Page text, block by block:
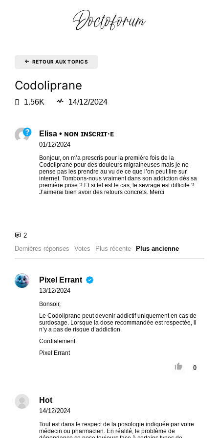
RETOUR AUX TOPICS
Codoliprane
1.56K 14/12/2024
Elisa • ɴᴏɴ ɪɴꜱᴄʀɪᴛ·ᴇ
01/12/2024
Bonjour, on m’a prescris pour la première fois de la
Codoliprane pour des douleurs migraineuses mais je ne
pense pas les prendre au vu de ce que l’on peut lire sur
internet. Tombons-nous vraiment dans son addiction dès sa
première prise ? Et si tel est le cas, le sevrage est difficile ?
J’aimerai bien avoir des retours concrets. Merci
Dernières réponses Votes Plus récente Plus ancienne
Pixel Errant
13/12/2024
Bonsoir,
Le Codoliprane peut devenir addictif uniquement en cas de
surdosage. Lorsque la dose recommandée est respectée, il
n’y a pas de risque d’addiction.
Cordialement.
Pixel Errant
0
Hot
14/12/2024
Tout est dans le respect de la posologie indiquée par votre
médecin ou pharmacien. En réalité, le problème de